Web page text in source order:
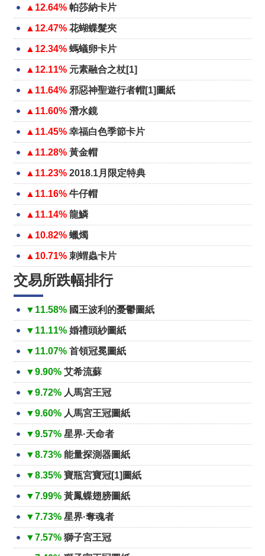
▲12.64% 帕莎納卡片
▲12.47% 花蝴蝶髮夾
▲12.34% 螞蟻卵卡片
▲12.11% 元素融合之杖[1]
▲11.64% 邪惡神聖遊行者帽[1]圖紙
▲11.60% 潛水鏡
▲11.45% 幸福白色季節卡片
▲11.28% 黃金帽
▲11.23% 2018.1月限定特典
▲11.16% 牛仔帽
▲11.14% 龍鱗
▲10.82% 蠟燭
▲10.71% 刺蝟蟲卡片
交易所跌幅排行
▼11.58% 國王波利的憂鬱圖紙
▼11.11% 婚禮頭紗圖紙
▼11.07% 首領冠冕圖紙
▼9.90% 艾希流蘇
▼9.72% 人馬宮王冠
▼9.60% 人馬宮王冠圖紙
▼9.57% 星界·天命者
▼8.73% 能量探測器圖紙
▼8.35% 寶瓶宮寶冠[1]圖紙
▼7.99% 黃鳳蝶翅膀圖紙
▼7.73% 星界·奪魂者
▼7.57% 獅子宮王冠